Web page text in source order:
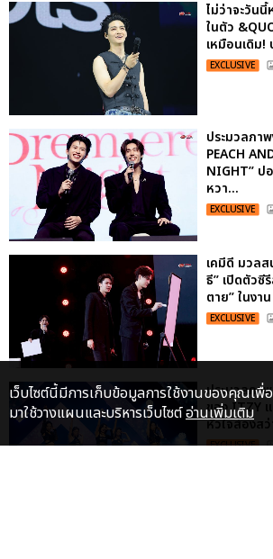
ไม่ว่าจะวัน
ในตัว
เหมือนเดิม!
EXCLUSIVE
ประมวลภา
PEACH
NIGHT” ป
หวา...
EXCLUSIVE
เคมีดี มวล
ธี” เปิดตัวซี
ตาย” ในงา
EXCLUSIVE
ประมวลภา
ของ ITZY
หัวใจส่องส
EXCLUSIVE
เว็บไซต์นี้มีการเก็บข้อมูลการใช้งานของคุณเพื่
มาใช้วางแผนและบริหารเว็บไซต์อ่านเพิ่มเติม